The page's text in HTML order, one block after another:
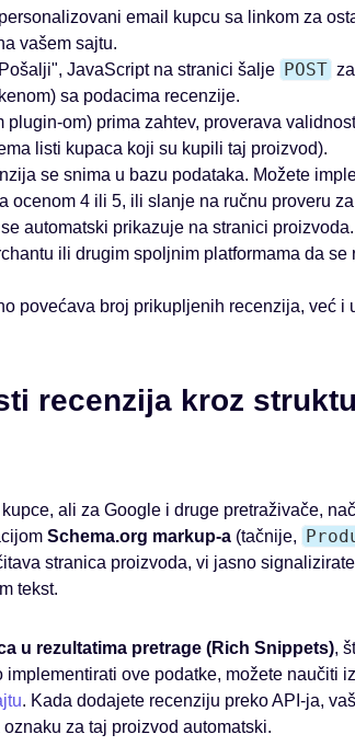
email kupcu sa linkom za
vašem sajtu.
JavaScript na stranici šalje POST
sa podacima recenzije.
om) prima zahtev, proverava
listi kupaca koji su kupili taj proizvod).
se snima u bazu podataka. Možete
ocenom 4 ili 5, ili slanje na ručnu proveru
automatski prikazuje na stranici
ili drugim spoljnim platformama da se
povećava broj prikupljenih recenzija, već i
recenzija kroz
ali za Google i druge pretraživače,
Schema.org markup-a(tačnije,
stranica proizvoda, vi jasno
tekst.
u rezultatima pretrage (Rich Snippets),
ove podatke, možete naučiti
. Kada dodajete recenziju preko API-ja,
za taj proizvod automatski.